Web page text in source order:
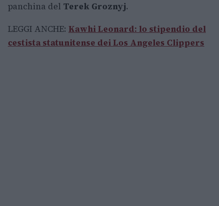
panchina del Terek Groznyj.
LEGGI ANCHE: Kawhi Leonard: lo stipendio del
cestista statunitense dei Los Angeles Clippers